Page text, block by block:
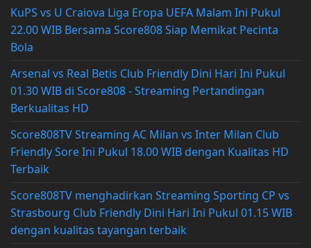
KuPS vs U Craiova Liga Eropa UEFA Malam Ini Pukul
22.00 WIB Bersama Score808 Siap Memikat Pecinta
Bola
Arsenal vs Real Betis Club Friendly Dini Hari Ini Pukul
01.30 WIB di Score808 - Streaming Pertandingan
Berkualitas HD
Score808TV Streaming AC Milan vs Inter Milan Club
Friendly Sore Ini Pukul 18.00 WIB dengan Kualitas HD
Terbaik
Score808TV menghadirkan Streaming Sporting CP vs
Strasbourg Club Friendly Dini Hari Ini Pukul 01.15 WIB
dengan kualitas tayangan terbaik